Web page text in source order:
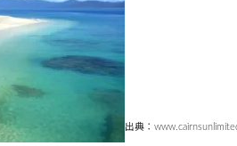
出典：